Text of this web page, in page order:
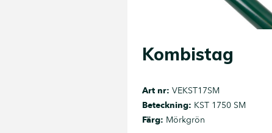
Kombistag
Art nr: VEKST17SM
Beteckning: KST 1750 SM
Färg: Mörkgrön